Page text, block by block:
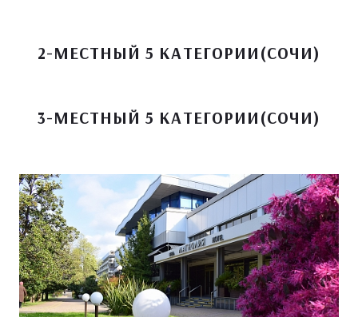
2-МЕСТНЫЙ 5 КАТЕГОРИИ(СОЧИ)
3-МЕСТНЫЙ 5 КАТЕГОРИИ(СОЧИ)